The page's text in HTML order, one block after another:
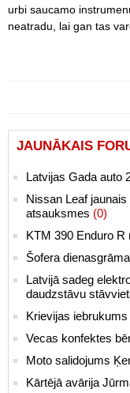
urbi saucamo
neatradu, lai gan tas
JAUNĀKAIS
Latvijas Gada auto
Nissan Leaf
atsauksmes (0)
KTM 390 Enduro
Šofera
Latvijā sadeg
daudzstāvu
Krievijas
Vecas konfektes
Moto salidojums
Kārtējā avārija